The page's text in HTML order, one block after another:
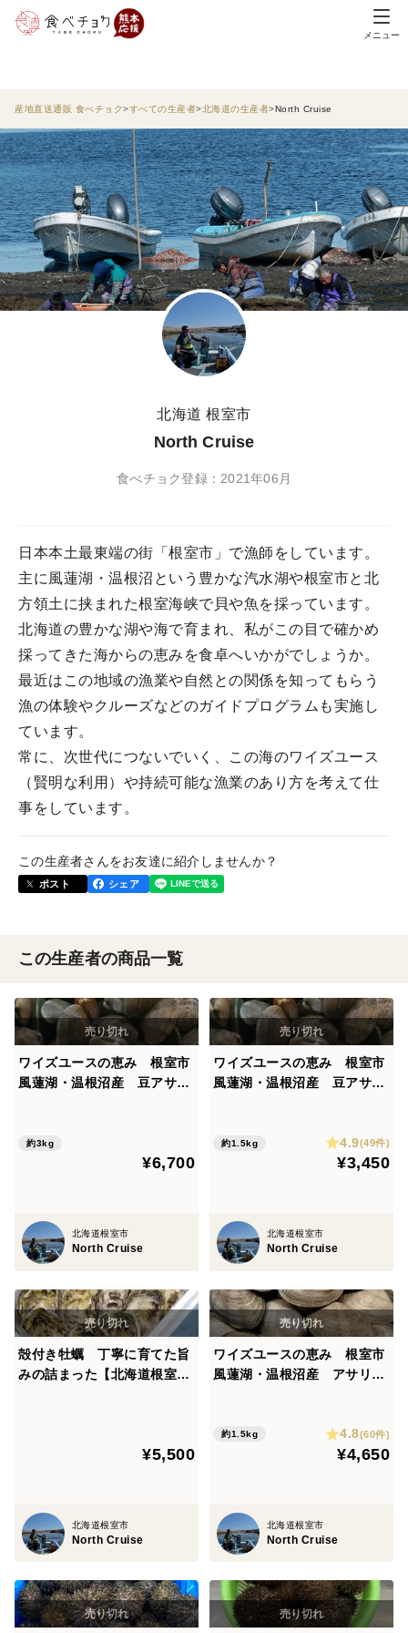
メニュー
産地直送通販 食べチョク すべての生産者 北海道の生産者 North Cruise
北海道 根室市
North Cruise
食べチョク登録：2021年06月
日本本土最東端の街「根室市」で漁師をしています。
主に風蓮湖・温根沼という豊かな汽水湖や根室市と北
方領土に挟まれた根室海峡で貝や魚を採っています。
北海道の豊かな湖や海で育まれ、私がこの目で確かめ
採ってきた海からの恵みを食卓へいかがでしょうか。
最近はこの地域の漁業や自然との関係を知ってもらう
漁の体験やクルーズなどのガイドプログラムも実施し
ています。
常に、次世代につないでいく、この海のワイズユース
（賢明な利用）や持続可能な漁業のあり方を考えて仕
事をしています。
この生産者さんをお友達に紹介しませんか？
ポスト シェア
この生産者の商品一覧
ワイズユースの恵み 根室市
風蓮湖・温根沼産 豆アサリ
約3kg
¥6,700
北海道根室市
North Cruise
ワイズユースの恵み 根室市
風蓮湖・温根沼産 豆アサリ
約1.5kg 4.9(49件)
¥3,450
北海道根室市
North Cruise
殻付き牡蠣 丁寧に育てた旨
みの詰まった【北海道根室市
¥5,500
北海道根室市
North Cruise
ワイズユースの恵み 根室市
風蓮湖・温根沼産 アサリ＜
約1.5kg 4.8(60件)
¥4,650
北海道根室市
North Cruise